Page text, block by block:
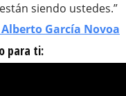
siendo ustedes.”
García Novoa
para ti: